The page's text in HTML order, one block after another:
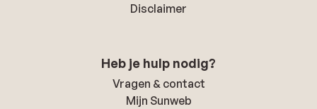
Disclaimer
Heb je hulp nodig?
Vragen & contact
Mijn Sunweb